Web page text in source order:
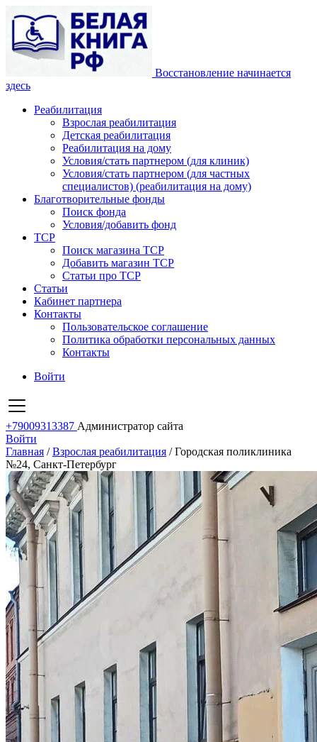
Восстановление начинается
здесь
Реабилитация
Взрослая реабилитация
Детская реабилитация
Реабилитация на дому
Условия/стать партнером (для клиник)
Условия/стать партнером (для частных
специалистов) (реабилитация на дому)
Благотворительные фонды
Поиск фонда
Условия/добавить фонд
ТСР
Поиск магазина ТСР
Добавить магазин ТСР
Статьи про ТСР
Статьи
Кабинет партнера
Контакты
Пользовательское соглашение
Политика обработки персональных данных
Контакты
Войти
+79009313387 Администратор сайта
Войти
Главная /Взрослая реабилитация /Городская поликлиника
№24, Санкт-Петербург